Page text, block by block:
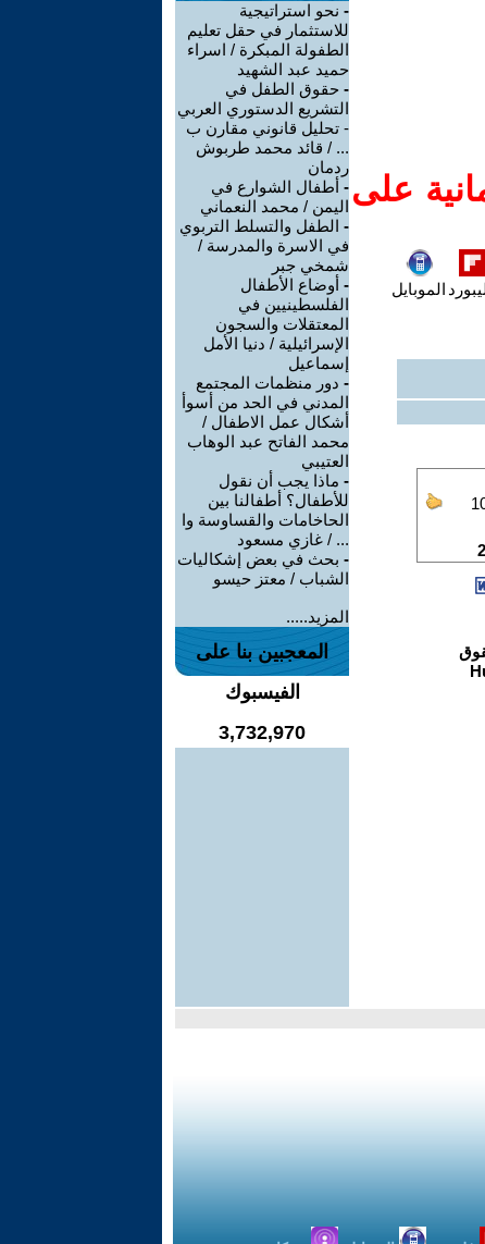
على
الموبايل
- نحو استراتيجية
للاستثمار في حقل تعليم
الطفولة المبكرة / اسراء
حميد عبد الشهيد
- حقوق الطفل في
التشريع الدستوري العربي
- تحليل قانوني مقارن ب
... / قائد محمد طربوش
ردمان
- أطفال الشوارع في
اليمن / محمد النعماني
- الطفل والتسلط التربوي
في الاسرة والمدرسة /
شمخي جبر
- أوضاع الأطفال
الفلسطينيين في
المعتقلات والسجون
الإسرائيلية / دنيا الأمل
إسماعيل
- دور منظمات المجتمع
المدني في الحد من أسوأ
أشكال عمل الاطفال /
محمد الفاتح عبد الوهاب
العتيبي
- ماذا يجب أن نقول
للأطفال؟ أطفالنا بين
الحاخامات والقساوسة وا
... / غازي مسعود
- بحث في بعض إشكاليات
الشباب / معتز حيسو
المزيد.....
المعجبين بنا على
الفيسبوك
3,732,970